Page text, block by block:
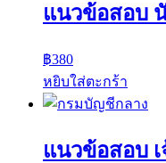
แนวข้อสอบ
฿380
หยิบใส่ตะกร้า
แนวข้อสอบ